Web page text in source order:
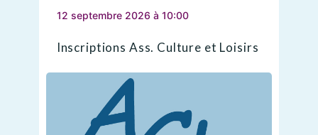
12 septembre 2026 à 10:00
Inscriptions Ass. Culture et Loisirs